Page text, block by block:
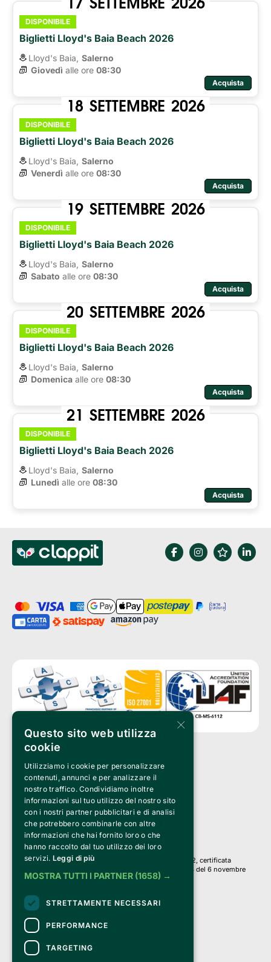
DISPONIBILE
Biglietti Lloyd's Baia Beach 2026
Lloyd's Baia, Salerno
Giovedì alle ore 08:30
Acquista
18 SETTEMBRE 2026
DISPONIBILE
Biglietti Lloyd's Baia Beach 2026
Lloyd's Baia, Salerno
Venerdì alle ore 08:30
Acquista
19 SETTEMBRE 2026
DISPONIBILE
Biglietti Lloyd's Baia Beach 2026
Lloyd's Baia, Salerno
Sabato alle ore 08:30
Acquista
20 SETTEMBRE 2026
DISPONIBILE
Biglietti Lloyd's Baia Beach 2026
Lloyd's Baia, Salerno
Domenica alle ore 08:30
Acquista
21 SETTEMBRE 2026
DISPONIBILE
Biglietti Lloyd's Baia Beach 2026
Lloyd's Baia, Salerno
Lunedì alle ore 08:30
Acquista
Clappit è un marchio di proprietà di:
Bemils Srl
a Socio Unico
Via Fosse Ardeatine, 4 -20092 Cinisello Balsamo (MI)
PI 05589050961
Iscr. C.C.I.A.A. Milano R.E.A. 1833471
© 2010-2025 Bemils Srl - Tutti i diritti riservati
Credits:
Clappit è basato sulla piattaforma di biglietteria Belive 6.2, certificata
dall’Agenzia delle Entrate con protocollo n. 2025/445474 del 6 novembre
2025.
sono sicuri e protetti da un certificato SSL
con crittografia a 128 bit.
×
Questo sito web utilizza
cookie
Utilizziamo i cookie per personalizzare
contenuti, annunci e per analizzare il
nostro traffico. Condividiamo inoltre
informazioni sul tuo utilizzo del nostro sito
con i nostri partner pubblicitari e di analisi
che potrebbero combinarle con altre
informazioni che hai fornito loro o che
hanno raccolto dal tuo utilizzo dei loro
servizi. Leggi di più
MOSTRA TUTTI I PARTNER (1658) →
STRETTAMENTE NECESSARI
PERFORMANCE
TARGETING